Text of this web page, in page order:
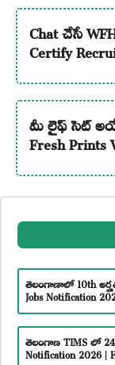
Chat చేసే
Certify
మీ లైఫ్ సెట్
Fresh Prints
తెలంగాణాలో 10th
Jobs Notification
తెలంగాణ TIMS లో
Notification 2026 |